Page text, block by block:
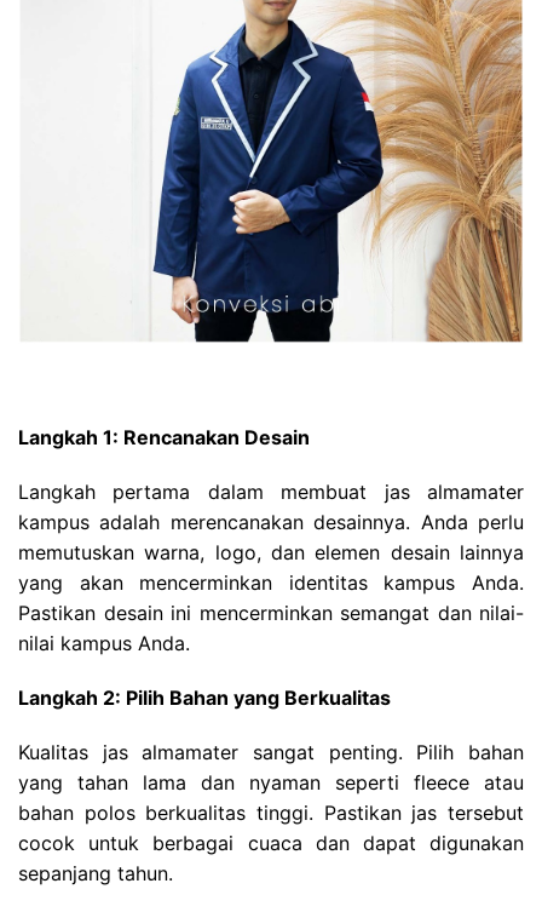
Langkah 1: Rencanakan Desain
Langkah pertama dalam membuat jas almamater
kampus adalah merencanakan desainnya. Anda perlu
memutuskan warna, logo, dan elemen desain lainnya
yang akan mencerminkan identitas kampus Anda.
Pastikan desain ini mencerminkan semangat dan nilai-
nilai kampus Anda.
Langkah 2: Pilih Bahan yang Berkualitas
Kualitas jas almamater sangat penting. Pilih bahan
yang tahan lama dan nyaman seperti fleece atau
bahan polos berkualitas tinggi. Pastikan jas tersebut
cocok untuk berbagai cuaca dan dapat digunakan
sepanjang tahun.